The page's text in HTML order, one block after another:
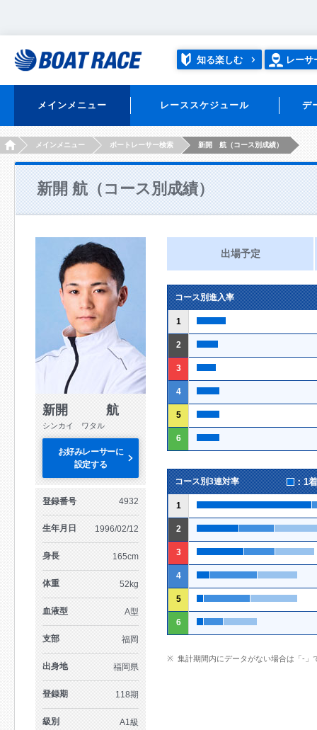
知る楽しむ レーサ
メインメニュー レーススケジュール デ
HOMEメインメニュー ボートレーサー検索 新開 航（コース別成績）
新開 航（コース別成績）
新開 航
シンカイ ワタル
お好みレーサーに
設定する
登録番号 4932
生年月日 1996/02/12
身長 165cm
体重 52kg
血液型 A型
支部 福岡
出身地 福岡県
登録期 118期
級別 A1級
出場予定
コース別進入率
1
2
3
4
5
6
コース別3連対率 ：1
1
2
3
4
5
6
集計期間内にデータがない場合は「-」